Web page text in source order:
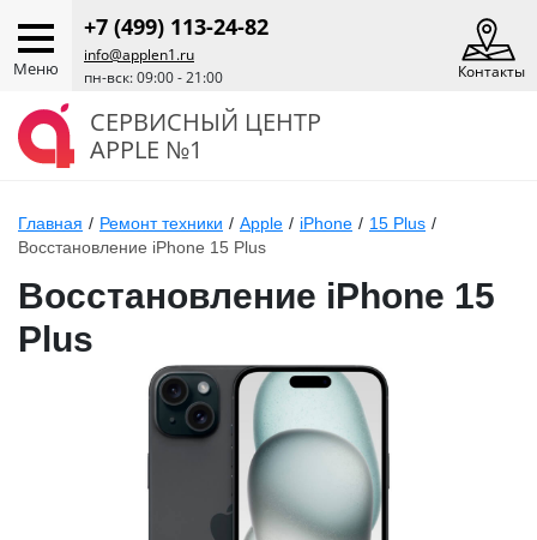
Меню
+7 (499) 113-24-82
info@applen1.ru
пн-вск: 09:00 - 21:00
Контакты
СЕРВИСНЫЙ ЦЕНТР
APPLE №1
Главная / Ремонт техники / Apple / iPhone / 15 Plus /
Восстановление iPhone 15 Plus
Восстановление iPhone 15
Plus